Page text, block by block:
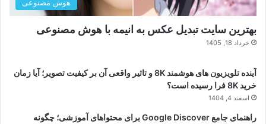
هوش مصنوعی
بهترین سایت تبدیل عکس به انیمه با هوش مصنوعی
خرداد 18, 1405
آینده تلویزیون های هوشمند 8K و تاثیر واقعی آن بر کیفیت تصویر؛ آیا زمان
خرید 8K فرا رسیده است؟
اسفند 4, 1404
راهنمای جامع Google Discover برای محتواهای آموزشی؛ چگونه